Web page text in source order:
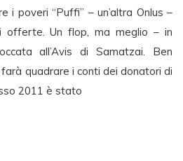
i poveri “Puffi” – un’altra Onlus –
offerte. Un flop, ma meglio – in
all’Avis di Samatzai. Ben
quadrare i conti dei donatori di
2011 è stato